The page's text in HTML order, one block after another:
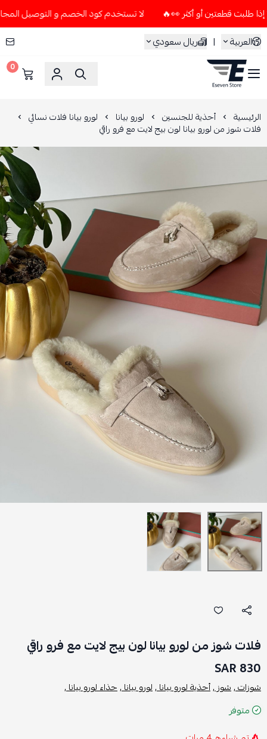
لا تستخدم كود الخصم و التوصيل المجاني " N7 " إلا إذا طلبت قطعتين أو أكثر 👀🔥
العربية
| ريال سعودي
ESEVEN STORE
0
الرئيسية أحذية للجنسين لورو بيانا لورو بيانا فلات نسائي
فلات شوز من لورو بيانا لون بيج لايت مع فرو راقي
فلات شوز من لورو بيانا لون بيج لايت مع فرو راقي
830 SAR
شوزات ,شوز ,أحذية لورو بيانا ,لورو بيانا ,حذاء لورو بيانا ,
متوفر